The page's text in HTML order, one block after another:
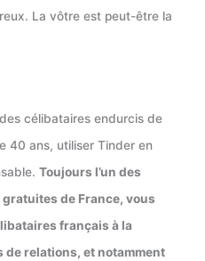
La vôtre est peut-être la
célibataires endurcis de
40 ans, utiliser Tinder en
Toujours l’un des
de France, vous
français à la
relations, et notamment